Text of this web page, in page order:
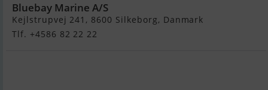
Bluebay Marine A/S
Kejlstrupvej 241, 8600 Silkeborg, Danmark
Tlf. +4586 82 22 22